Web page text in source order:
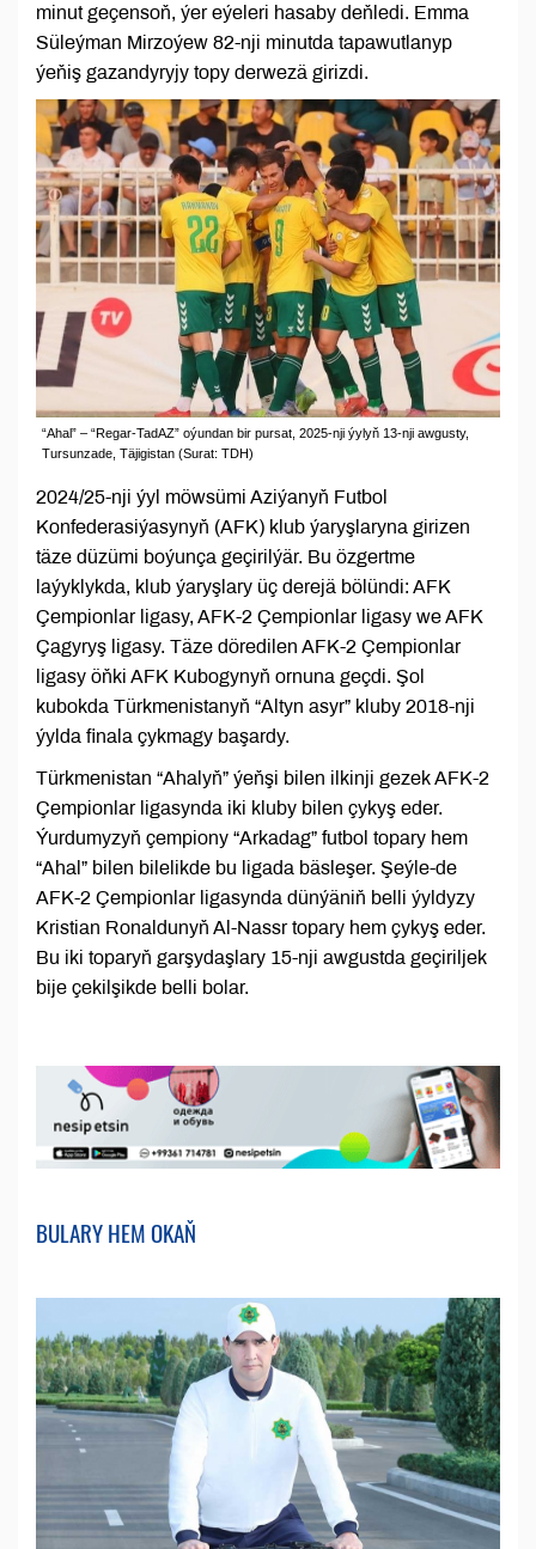
minut geçensoň, ýer eýeleri hasaby deňledi. Emma
Süleýman Mirzoýew 82-nji minutda tapawutlanyp
ýeňiş gazandyryjy topy derwezä girizdi.
“Ahal” – “Regar-TadAZ” oýundan bir pursat, 2025-nji ýylyň 13-nji awgusty,
Tursunzade, Täjigistan (Surat: TDH)
2024/25-nji ýyl möwsümi Aziýanyň Futbol
Konfederasiýasynyň (AFK) klub ýaryşlaryna girizen
täze düzümi boýunça geçirilýär. Bu özgertme
laýyklykda, klub ýaryşlary üç derejä bölündi: AFK
Çempionlar ligasy, AFK-2 Çempionlar ligasy we AFK
Çagyryş ligasy. Täze döredilen AFK-2 Çempionlar
ligasy öňki AFK Kubogynyň ornuna geçdi. Şol
kubokda Türkmenistanyň “Altyn asyr” kluby 2018-nji
ýylda finala çykmagy başardy.
Türkmenistan “Ahalyň” ýeňşi bilen ilkinji gezek AFK-2
Çempionlar ligasynda iki kluby bilen çykyş eder.
Ýurdumyzyň çempiony “Arkadag” futbol topary hem
“Ahal” bilen bilelikde bu ligada bäsleşer. Şeýle-de
AFK-2 Çempionlar ligasynda dünýäniň belli ýyldyzy
Kristian Ronaldunyň Al-Nassr topary hem çykyş eder.
Bu iki toparyň garşydaşlary 15-nji awgustda geçiriljek
bije çekilşikde belli bolar.
BULARY HEM OKAŇ